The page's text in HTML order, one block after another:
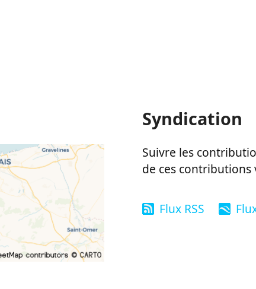
Syndication
Suivre les
de ces
Flux RSS